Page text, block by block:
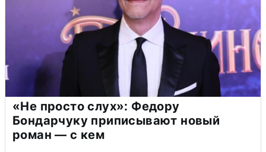
«Не просто слух»: Федору
Бондарчуку приписывают новый
роман — с кем